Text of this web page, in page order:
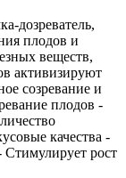
дозреватель,
плодов и
веществ,
активизируют
созревание и
плодов -
качества -
рост